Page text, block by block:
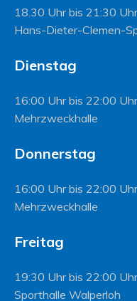
18.30 Uhr bis 21:30
Hans-Dieter-Clemen-
Dienstag
16:00 Uhr bis 22:00
Mehrzweckhalle
Donnerstag
16:00 Uhr bis 22:00
Mehrzweckhalle
Freitag
19:30 Uhr bis 22:00
Sporthalle Walperloh